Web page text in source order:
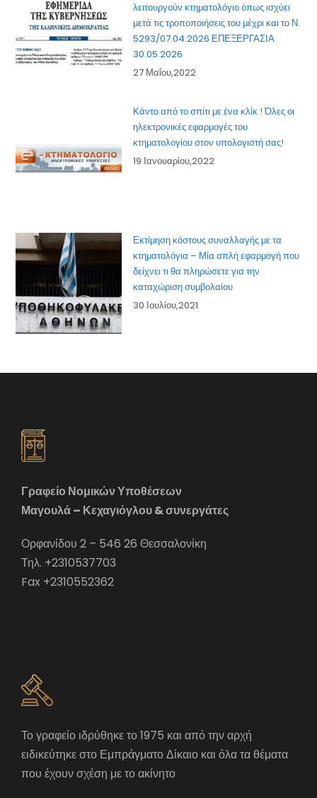
λειτουργούν κτηματολόγιο όπως ισχύει
μετά τις τροποποιήσεις του μέχρι και το Ν.
5293/07.04.2026 ΕΠΕΞΕΡΓΑΣΙΑ
30.05.2026
27 Μαΐου,2022
Κάντο από το σπίτι με ένα κλίκ ! Όλες οι
ηλεκτρονικές εφαρμογές του
κτηματολογίου στον υπολογιστή σας!
19 Ιανουαρίου,2022
Εκτίμηση κόστους συναλλαγής με τα
κτηματολόγια – Μία απλή εφαρμογή που
δείχνει τι θα πληρώσετε για την
καταχώριση συμβολαίου
30 Ιουλίου,2021
Γραφείο Νομικών Υποθέσεων
Μαγουλά – Κεχαγιόγλου & συνεργάτες
Ορφανίδου 2 – 546 26 Θεσσαλονίκη
Τηλ. +2310537703
Fax +2310552362
Το γραφείο ιδρύθηκε το 1975 και από την αρχή
ειδικεύτηκε στο Εμπράγματο Δίκαιο και όλα τα θέματα
που έχουν σχέση με το ακίνητο